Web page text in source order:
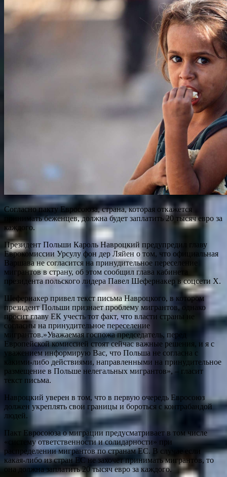
Согласно пакту Евросоюза, страна, которая откажется
принимать беженцев, должна будет заплатить 20 тысяч евро за
каждого.
Президент Польши Кароль Навроцкий предупредил главу
Еврокомиссии Урсулу фон дер Ляйен о том, что официальная
Варшава не согласится на принудительное переселение
мигрантов в страну, об этом сообщил глава кабинета
президента польского лидера Павел Шефернакер в соцсети X.
Шефернакер привел текст письма Навроцкого, в котором
президент Польши признает проблему мигрантов, однако
просит главу ЕК учесть тот факт, что власти страны не
согласны на принудительное переселение
мигрантов.»Уважаемая госпожа председатель, перед
Европейской комиссией стоят сейчас важные решения, и я с
уважением информирую Вас, что Польша не согласна с
какими-либо действиями, направленными на принудительное
размещение в Польше нелегальных мигрантов», – гласит
текст письма.
Навроцкий уверен в том, что в первую очередь Евросоюз
должен укреплять свои границы и бороться с контрабандой
людей.
Пакт Евросоюза о миграции предусматривает в том числе
«систему ответственности и солидарности» при
распределении мигрантов по странам ЕС. В случае если
какая-либо из стран ЕС не захочет принимать мигрантов, то
она должна заплатить 20 тысяч евро за каждого.